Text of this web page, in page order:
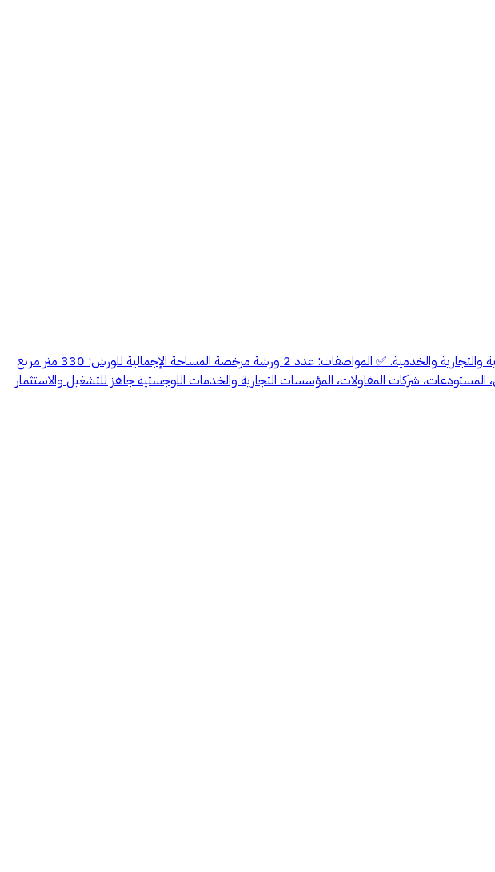
🏢 فرصة استثمارية مميزة للإيجار السنوي 🏢 🔹 مجمع ورش ومكاتب للإيجار 🔹 📍 عقار متكامل مناسب للأنشطة الصناعية والتجارية والخدمية. ✅ المواصفات: عدد 2 ورشة مرخصة المساحة الإجمالية للورش: 330 متر مربع
الحاجة مناسب للورش، المستودعات، شركات المقاولات، المؤسسات التجارية والخدمات اللوجستية جاهز للتشغيل والاستثمار